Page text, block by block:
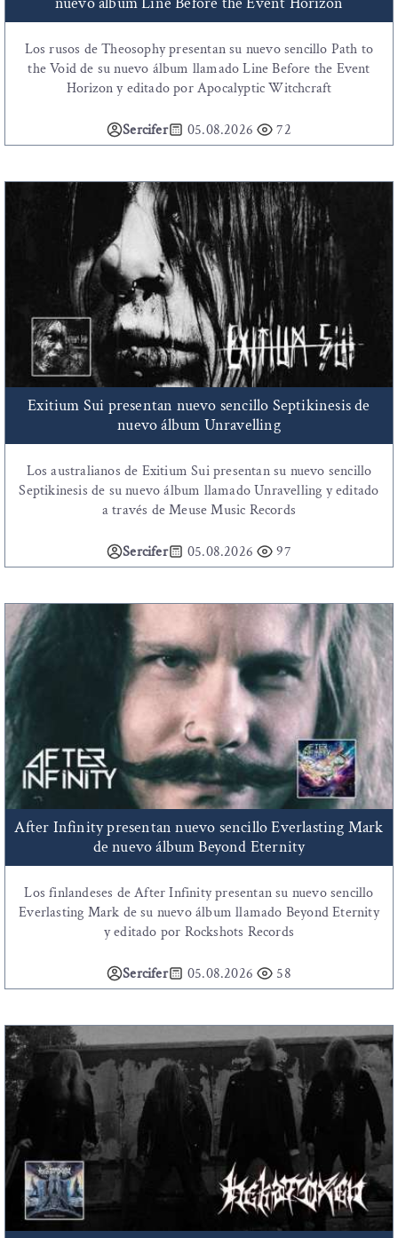
Los rusos de Theosophy presentan su nuevo sencillo Path to
the Void de su nuevo álbum llamado Line Before the Event
Horizon y editado por Apocalyptic Witchcraft
Sercifer 05.08.2026 72
Exitium Sui presentan nuevo sencillo Septikinesis de
nuevo álbum Unravelling
Los australianos de Exitium Sui presentan su nuevo sencillo
Septikinesis de su nuevo álbum llamado Unravelling y editado
a través de Meuse Music Records
Sercifer 05.08.2026 97
After Infinity presentan nuevo sencillo Everlasting Mark
de nuevo álbum Beyond Eternity
Los finlandeses de After Infinity presentan su nuevo sencillo
Everlasting Mark de su nuevo álbum llamado Beyond Eternity
y editado por Rockshots Records
Sercifer 05.08.2026 58